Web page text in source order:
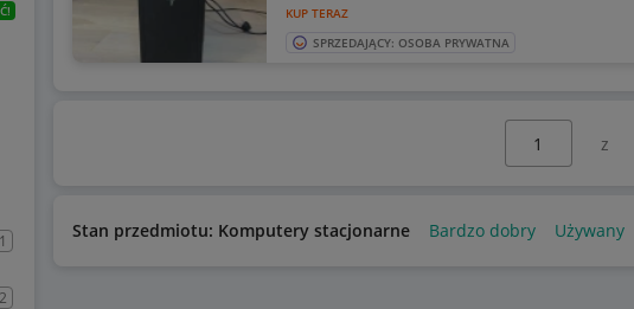
1
2
KUP TERAZ
SPRZEDAJĄCY: OSOBA PRYWATNA
z
Stan przedmiotu: Komputery stacjonarne Bardzo dobry Używany